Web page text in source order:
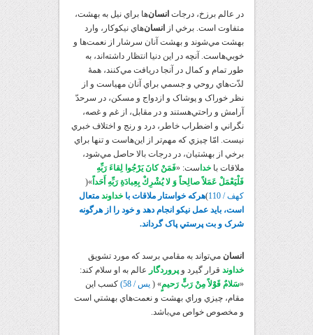
در عالم برزخ، درجات انسان‌ها براي نيل به بهشت،
متفاوت است. برخي از
انسان‌هاي نيکوکار، وارد
بهشت مي‌شوند و بهشت آنان سرشار از نعمت‌ها و
خوبي‌هاست. آنچه در اين دنيا انتظار داشته‌اند، به
طور تمام و کمال در آنجا دريافت مي‌کنند، همۀ
لذّت‌هاي روحي و جسمي براي آنان مهياست و از
نظر خوراک و پوشاک و ازدواج و مسکن، در سرحدّ
آرامش و راحتي‌هستند و در مقابل، از غم و غصه،
نگراني و اضطراب خاطر، درد و رنج و اختلاف خبري
نيست. امّا چيزي که مهم‌تر از اين‌هاست و تنها براي
برخي از بهشتيان، در درجات بالا حاصل مي‌شود،
ملاقات باخدا ست: «فَمَنْ كانَ يَرْجُوا لِقاءَ رَبِّهِ
فَلْيَعْمَلْ عَمَلاً صالِحاً وَ لا يُشْرِكْ بِعِبادَةِ رَبِّهِ أَحَداً»(
کهف / 110
)هرکه خواستار ملاقات باخداوند متعال
است، بايد عمل نيکو انجام دهد و خود را از هرگونه
شرک و بت پرستي پاک گرداند.
انسان مي‌تواند به مقامي برسد که مورد تشويق
خداوند قرار گيرد وپروردگار عالم به او سلام کند:
«سَلامٌ قَوْلاً مِنْ رَبٍّ رَحيمٍ» ( يس / 58)
کسب اين
مقام، چيزي وراي بهشت و نعمت‌هاي بهشتي است
و مخصوص خواص مي‌باشد.